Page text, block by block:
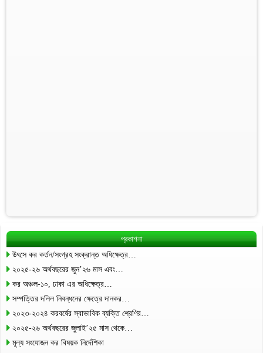
প্রকাশনা
উৎসে কর কর্তন/সংগ্রহ সংক্রান্ত অধিক্ষেত্র…
২০২৫-২৬ অর্থবছরের জুন’২৬ মাস এবং…
কর অঞ্চল-১০, ঢাকা এর অধিক্ষেত্র…
সম্পত্তির দলিল নিবন্ধনের ক্ষেত্রে দানকর…
২০২৩-২০২৪ করবর্ষের স্বাভাবিক ব্যক্তি শ্রেণির…
২০২৫-২৬ অর্থবছরের জুলাই’২৫ মাস থেকে…
মূল্য সংযোজন কর বিষয়ক নির্দেশিকা